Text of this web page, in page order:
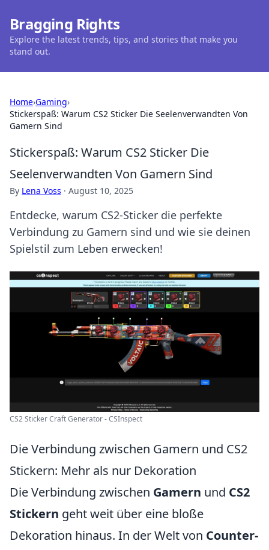
Bragging Rights
Explore the latest trends, tips, and stories that make you
stand out.
Home›Gaming›
Stickerspaß: Warum CS2 Sticker Die Seelenverwandten Von
Gamern Sind
Stickerspaß: Warum CS2 Sticker Die
Seelenverwandten Von Gamern Sind
By Lena Voss · August 10, 2025
Entdecke, warum CS2-Sticker die perfekte
Verbindung zu Gamern sind und wie sie deinen
Spielstil zum Leben erwecken!
CS2 Sticker Craft Generator - CSInspect
Die Verbindung zwischen Gamern und CS2
Stickern: Mehr als nur Dekoration
Die Verbindung zwischen Gamern und CS2
Stickern geht weit über eine bloße
Dekoration hinaus. In der Welt von Counter-